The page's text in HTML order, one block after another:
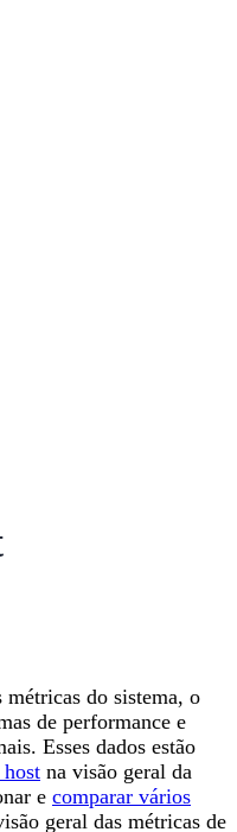
do sistema, o
de performance e
Esses dados estão
na visão geral da
e comparar vários
geral das métricas de